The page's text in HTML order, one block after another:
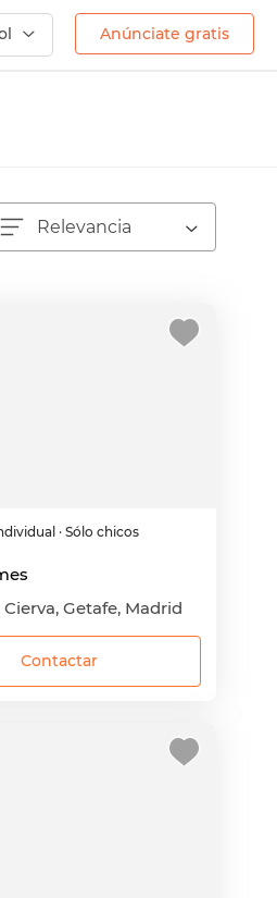
Anúnciate gratis
Relevancia
· Sólo chicos
Getafe, Madrid
Contactar